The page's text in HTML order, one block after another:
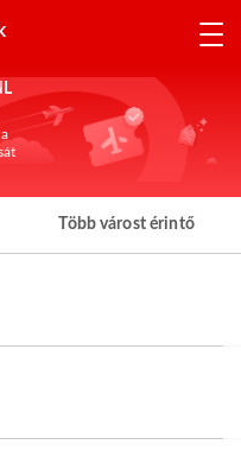
Több várost érintő